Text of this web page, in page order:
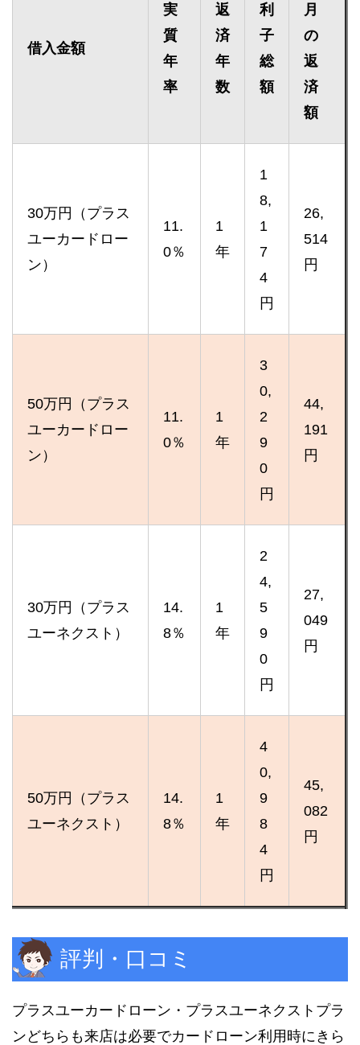
借入金額
実
質
年
率
返
済
年
数
利
子
総
額
月
の
返
済
額
30万円（プラス
ユーカードロー
ン）
11.
0％
1
年
1
8,
1
7
4
円
26,
514
円
50万円（プラス
ユーカードロー
ン）
11.
0％
1
年
3
0,
2
9
0
円
44,
191
円
30万円（プラス
ユーネクスト）
14.
8％
1
年
2
4,
5
9
0
円
27,
049
円
50万円（プラス
ユーネクスト）
14.
8％
1
年
4
0,
9
8
4
円
45,
082
円
評判・口コミ
プラスユーカードローン・プラスユーネクストプラ
ンどちらも来店は必要でカードローン利用時にきら